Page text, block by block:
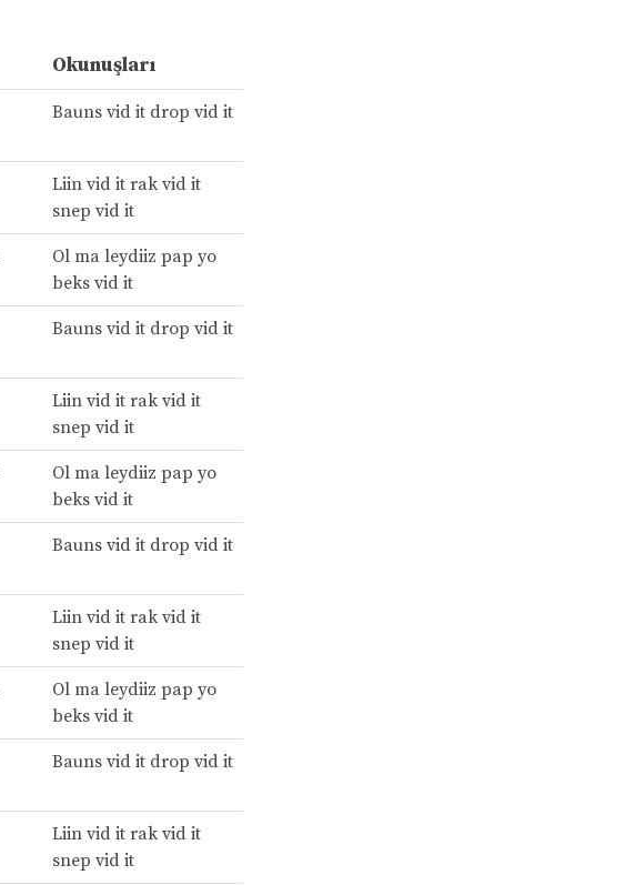
Okunuşları
Bauns vid it drop vid it
Liin vid it rak vid it
snep vid it
Ol ma leydiiz pap yo
beks vid it
Bauns vid it drop vid it
Liin vid it rak vid it
snep vid it
Ol ma leydiiz pap yo
beks vid it
Bauns vid it drop vid it
Liin vid it rak vid it
snep vid it
Ol ma leydiiz pap yo
beks vid it
Bauns vid it drop vid it
Liin vid it rak vid it
snep vid it